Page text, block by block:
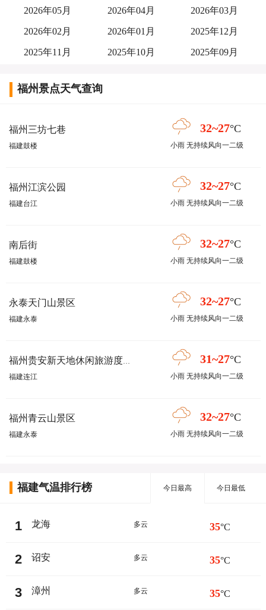
2026年05月 2026年04月 2026年03月
2026年02月 2026年01月 2025年12月
2025年11月 2025年10月 2025年09月
福州景点天气查询
福州三坊七巷
福建鼓楼
32~27°C
小雨 无持续风向一二级
福州江滨公园
福建台江
32~27°C
小雨 无持续风向一二级
南后街
福建鼓楼
32~27°C
小雨 无持续风向一二级
永泰天门山景区
福建永泰
32~27°C
小雨 无持续风向一二级
福州贵安新天地休闲旅游度假区
福建连江
31~27°C
小雨 无持续风向一二级
福州青云山景区
福建永泰
32~27°C
小雨 无持续风向一二级
福建气温排行榜 今日最高 今日最低
1 龙海 多云 35°C
2 诏安 多云 35°C
3 漳州 多云 35°C